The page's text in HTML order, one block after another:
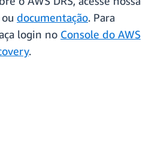
ou documentação. Para
login no Console do AWS
.